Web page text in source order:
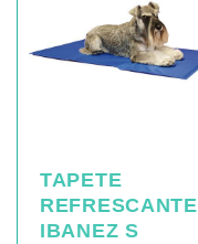
TAPETE
REFRESCANTE
IBANEZ S